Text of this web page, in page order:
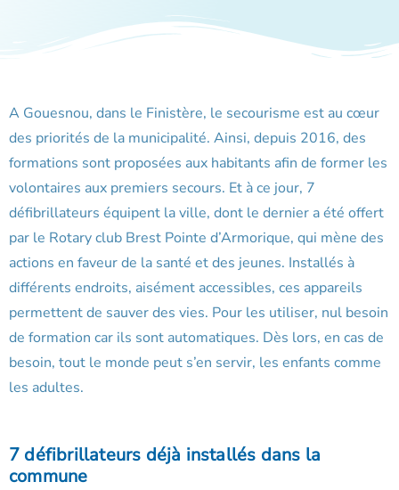
A Gouesnou, dans le Finistère, le secourisme est au cœur
des priorités de la municipalité. Ainsi, depuis 2016, des
formations sont proposées aux habitants afin de former les
volontaires aux premiers secours. Et à ce jour, 7
défibrillateurs équipent la ville, dont le dernier a été offert
par le Rotary club Brest Pointe d’Armorique, qui mène des
actions en faveur de la santé et des jeunes. Installés à
différents endroits, aisément accessibles, ces appareils
permettent de sauver des vies. Pour les utiliser, nul besoin
de formation car ils sont automatiques. Dès lors, en cas de
besoin, tout le monde peut s’en servir, les enfants comme
les adultes.
7 défibrillateurs déjà installés dans la
commune